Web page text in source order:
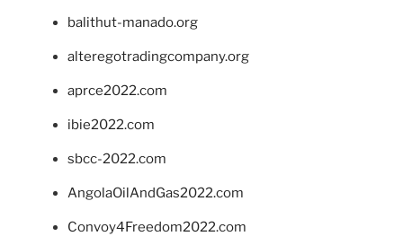
balithut-manado.org
alteregotradingcompany.org
aprce2022.com
ibie2022.com
sbcc-2022.com
AngolaOilAndGas2022.com
Convoy4Freedom2022.com